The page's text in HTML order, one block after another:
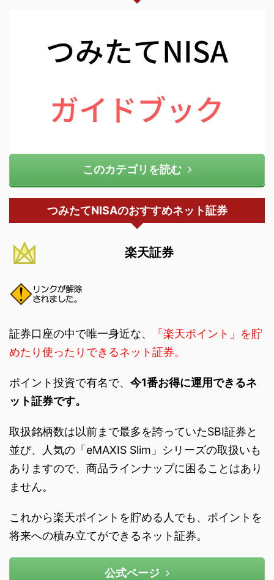
このカテゴリを読む
つみたてNISAのおすすめネット証券
楽天証券
証券口座の中で唯一身近な、
「楽天ポイント」を貯
めたり使ったりできるネット証券。
ポイント投資で有名で、 今1番お得に運用できるネ
ット証券です。
取扱銘柄数は以前まで最多を誇っていたSBI証券と
並び、人気の「eMAXIS Slim」シリーズの取扱いも
ありますので、商品ラインナップに困ることはあり
ません。
これから楽天ポイントを貯める人でも、ポイントを
将来への積み立てができるネット証券。
公式ページ